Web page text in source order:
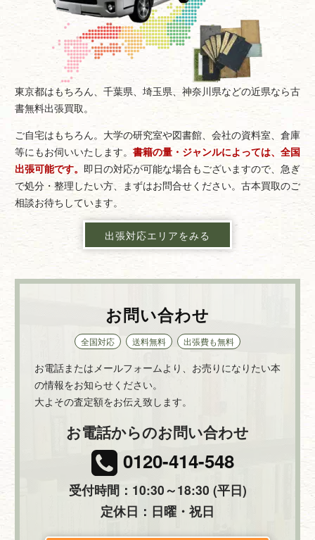
東京都はもちろん、千葉県、埼玉県、神奈川県などの近県なら古
書無料出張買取。
ご自宅はもちろん。大学の研究室や図書館、会社の資料室、倉庫
等にもお伺いいたします。 書籍の量・ジャンルによっては、全国
出張可能です。 即日の対応が可能な場合もございますので、急ぎ
で処分・整理したい方、まずはお問合せください。古本買取のご
相談お待ちしています。
出張対応エリアをみる
お問い合わせ
全国対応 送料無料 出張費も無料
お電話またはメールフォームより、お売りになりたい本
の情報をお知らせください。
大よその査定額をお伝え致します。
お電話からのお問い合わせ
0120-414-548
受付時間：10:30～18:30 (平日)
定休日：日曜・祝日